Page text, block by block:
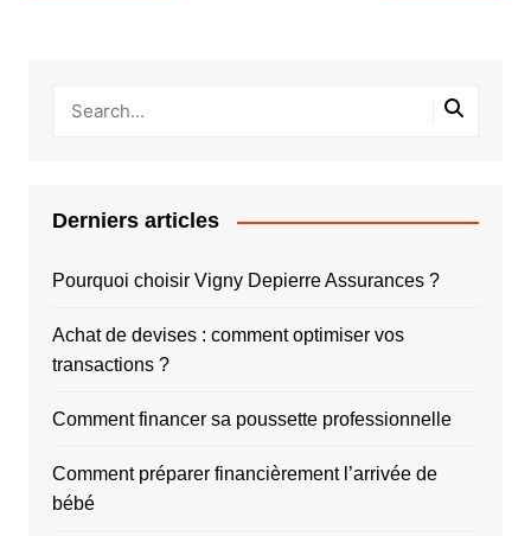
Derniers articles
Pourquoi choisir Vigny Depierre Assurances ?
Achat de devises : comment optimiser vos
transactions ?
Comment financer sa poussette professionnelle
Comment préparer financièrement l’arrivée de
bébé